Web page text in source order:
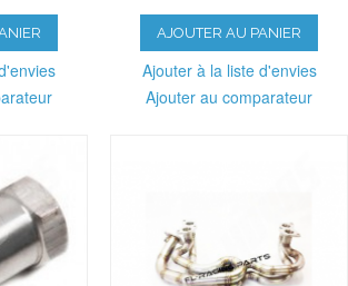
AJOUTER AU PANIER
Ajouter à la liste d'envies
Ajouter au comparateur